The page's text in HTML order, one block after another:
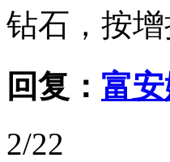
钻石，按
回复： 富
2/22